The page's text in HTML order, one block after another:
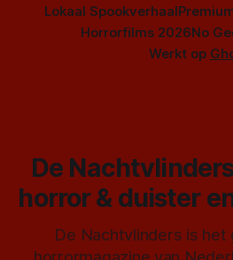
Lokaal Spookverhaal
Horrorfilms 2026No
Werkt op
De
horror & duister
De Nachtvlinders is